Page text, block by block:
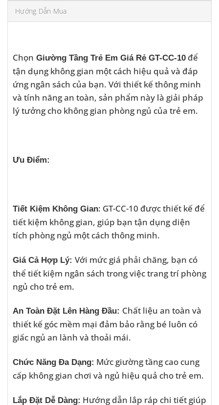
Hướng Dẫn Mua
Chọn Giường Tầng Trẻ Em Giá Rẻ GT-CC-10 để
tận dụng không gian một cách hiệu quả và đáp
ứng ngân sách của bạn. Với thiết kế thông minh
và tính năng an toàn, sản phẩm này là giải pháp
lý tưởng cho không gian phòng ngủ của trẻ em.
Ưu Điểm:
Tiết Kiệm Không Gian: GT-CC-10 được thiết kế để
tiết kiệm không gian, giúp bạn tận dụng diện
tích phòng ngủ một cách thông minh.
Giá Cả Hợp Lý: Với mức giá phải chăng, bạn có
thể tiết kiệm ngân sách trong việc trang trí phòng
ngủ cho trẻ em.
An Toàn Đặt Lên Hàng Đầu: Chất liệu an toàn và
thiết kế góc mềm mại đảm bảo rằng bé luôn có
giấc ngủ an lành và thoải mái.
Chức Năng Đa Dạng: Mức giường tầng cao cung
cấp không gian chơi và ngủ hiệu quả cho trẻ em.
Lắp Đặt Dễ Dàng: Hướng dẫn lắp ráp chi tiết giúp